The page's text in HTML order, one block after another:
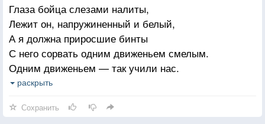
Глаза бойца слезами налиты,
Лежит он, напружиненный и белый,
А я должна приросшие бинты
С него сорвать одним движеньем смелым.
Одним движеньем — так учили нас.
Одним движеньем — только в этом жалость
Я на движенье это не решалась.
раскрыть
Сохранить